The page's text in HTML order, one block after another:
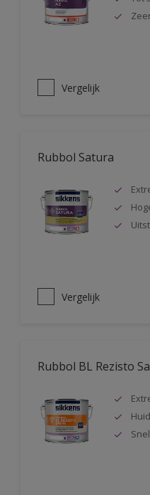
Vergelijk
Rubbol Satura
Vergelijk
Rubbol BL Rezisto